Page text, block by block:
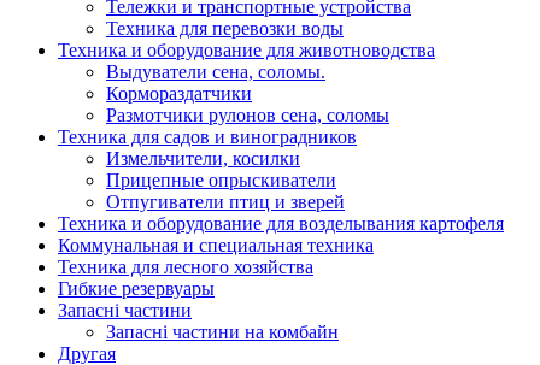
Тележки и транспортные устройства
Техника для перевозки воды
Техника и оборудование для животноводства
Выдуватели сена, соломы.
Кормораздатчики
Размотчики рулонов сена, соломы
Техника для садов и виноградников
Измельчители, косилки
Прицепные опрыскиватели
Отпугиватели птиц и зверей
Техника и оборудование для возделывания картофеля
Коммунальная и специальная техника
Техника для лесного хозяйства
Гибкие резервуары
Запасні частини
Запасні частини на комбайн
Другая